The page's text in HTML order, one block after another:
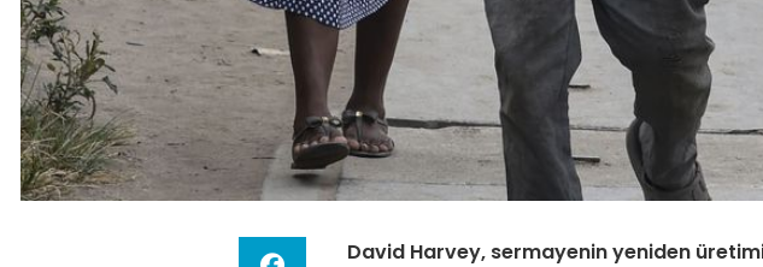
David Harvey, sermayenin yeniden